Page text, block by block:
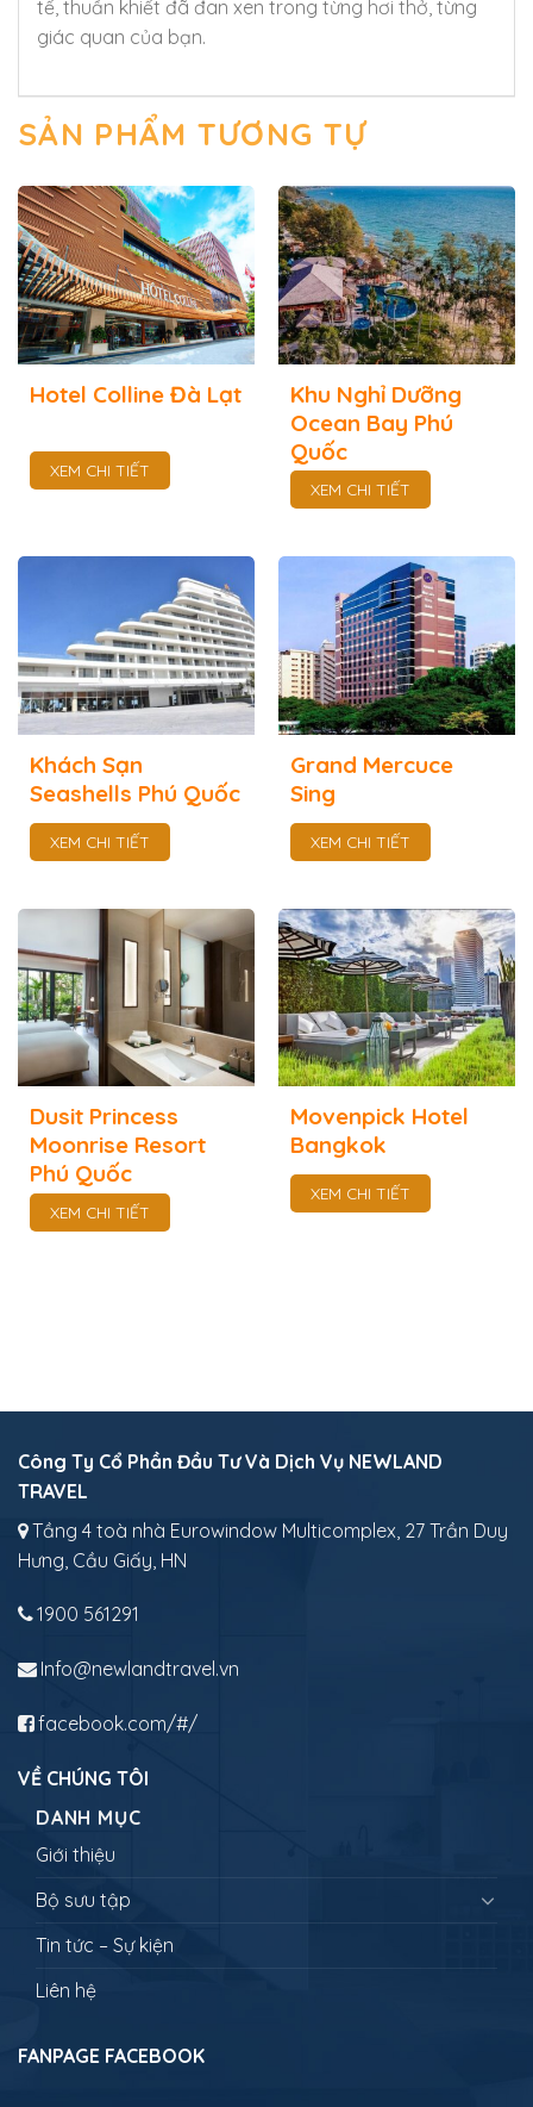
tế, thuần khiết đã đan xen trong từng hơi thở, từng
giác quan của bạn.
SẢN PHẨM TƯƠNG TỰ
Hotel Colline Đà Lạt
XEM CHI TIẾT
Khu Nghỉ Dưỡng
Ocean Bay Phú
Quốc
XEM CHI TIẾT
Khách Sạn
Seashells Phú Quốc
XEM CHI TIẾT
Grand Mercuce
Sing
XEM CHI TIẾT
Dusit Princess
Moonrise Resort
Phú Quốc
XEM CHI TIẾT
Movenpick Hotel
Bangkok
XEM CHI TIẾT
Công Ty Cổ Phần Đầu Tư Và Dịch Vụ NEWLAND
TRAVEL
Tầng 4 toà nhà Eurowindow Multicomplex, 27 Trần Duy
Hưng, Cầu Giấy, HN
1900 561291
Info@newlandtravel.vn
facebook.com/#/
VỀ CHÚNG TÔI
DANH MỤC
Giới thiệu
Bộ sưu tập
Tin tức – Sự kiện
Liên hệ
FANPAGE FACEBOOK